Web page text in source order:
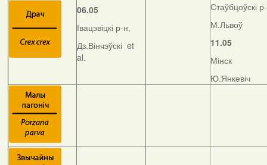
06.05
Івацэвіцкі р-н,
Дз.Вінчэўскі et
al.
Стаўбцоўскі
М.Львоў
11.05
Мінск
Ю.Янкевіч